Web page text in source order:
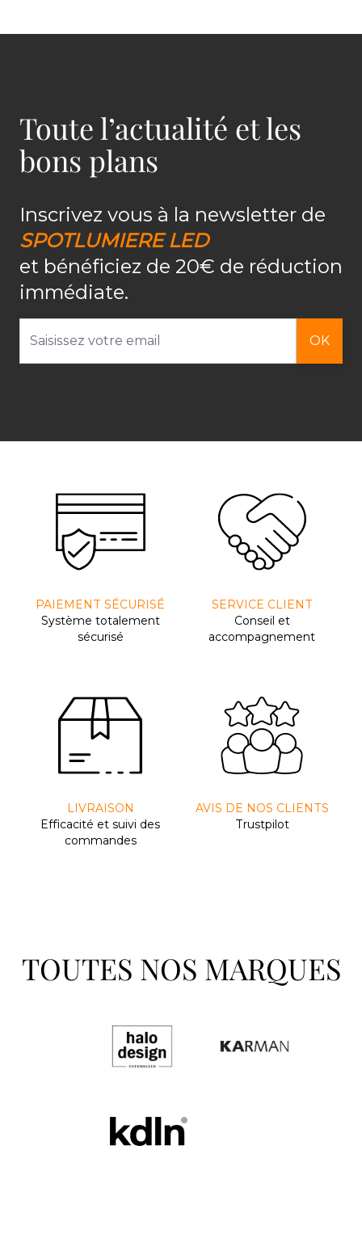
Toute l’actualité et les
bons plans
Inscrivez vous à la newsletter de
SPOTLUMIERE LED
et bénéficiez de 20€ de réduction
immédiate.
OK
PAIEMENT SÉCURISÉ
Système totalement
sécurisé
SERVICE CLIENT
Conseil et
accompagnement
LIVRAISON
Efﬁcacité et suivi des
commandes
AVIS DE NOS CLIENTS
Trustpilot
TOUTES NOS MARQUES